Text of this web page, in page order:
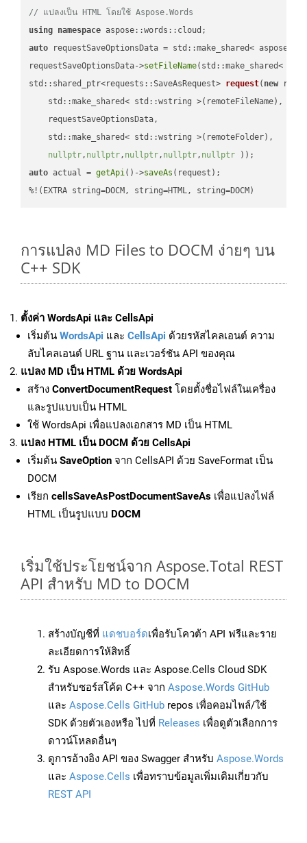
// แปลงเป็น HTML โดยใช้ Aspose.Words
using namespace
auto requestSaveOptionsData = std::make_shared<
requestSaveOptionsData->setFileName(std::make_shared<
std::shared_ptr<requests::SaveAsRequest> request( new
    std::make_shared< std::wstring >(remoteFileName),
    requestSaveOptionsData,
    std::make_shared< std::wstring >(remoteFolder),
nullptr, nullptr, nullptr, nullptr, nullptr ))
auto actual = getApi()->saveAs (request);
%!(EXTRA string=DOCM, string=HTML, string=DOCM)
การแปลง MD Files to DOCM ง่ายๆ บน
C++ SDK
ตั้งค่า WordsApi และ CellsApi
เริ่มต้น WordsApi และ CellsApi ด้วยรหัสไคลเอนต์ ความ
ลับไคลเอนต์ URL ฐาน และเวอร์ชัน API ของคุณ
แปลง MD เป็น HTML ด้วย WordsApi
สร้าง ConvertDocumentRequest โดยตั้งชื่อไฟล์ในเครื่อง
และรูปแบบเป็น HTML
ใช้ WordsApi เพื่อแปลงเอกสาร MD เป็น HTML
แปลง HTML เป็น DOCM ด้วย CellsApi
เริ่มต้น SaveOption จาก CellsAPI ด้วย SaveFormat เป็น
DOCM
เรียก cellsSaveAsPostDocumentSaveAs เพื่อแปลงไฟล์
HTML เป็นรูปแบบ DOCM
เริ่มใช้ประโยชน์จาก Aspose.Total REST
API สำหรับ MD to DOCM
สร้างบัญชีที่ แดชบอร์ดเพื่อรับโควต้า API ฟรีและราย
ละเอียดการให้สิทธิ์
รับ Aspose.Words และ Aspose.Cells Cloud SDK
สำหรับซอร์สโค้ด C++ จาก Aspose.Words GitHub
และ Aspose.Cells GitHub repos เพื่อคอมไพล์/ใช้
SDK ด้วยตัวเองหรือ ไปที่ Releases เพื่อดูตัวเลือกการ
ดาวน์โหลดอื่นๆ
ดูการอ้างอิง API ของ Swagger สำหรับ Aspose.Words
และ Aspose.Cells เพื่อทราบข้อมูลเพิ่มเติมเกี่ยวกับ
REST API